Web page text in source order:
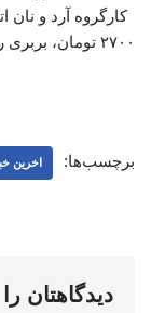
کارگروه آرد و نان
برچسب‌ها: اخرین
دیدگاهتان